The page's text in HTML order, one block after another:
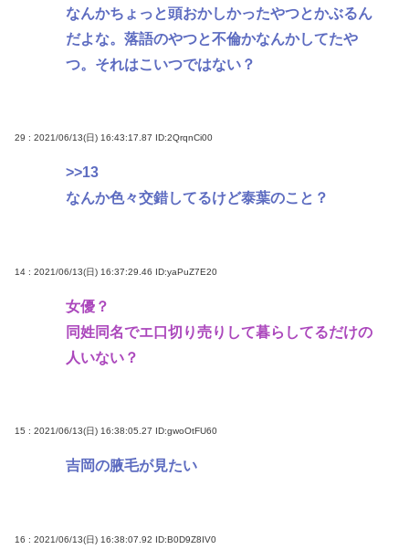
なんかちょっと頭おかしかったやつとかぶるん
だよな。落語のやつと不倫かなんかしてたや
つ。それはこいつではない？
29 : 2021/06/13(日) 16:43:17.87 ID:2QrqnCi00
>>13
なんか色々交錯してるけど泰葉のこと？
14 : 2021/06/13(日) 16:37:29.46 ID:yaPuZ7E20
女優？
同姓同名でエ口切り売りして暮らしてるだけの
人いない？
15 : 2021/06/13(日) 16:38:05.27 ID:gwoOtFU60
吉岡の腋毛が見たい
16 : 2021/06/13(日) 16:38:07.92 ID:B0D9Z8IV0